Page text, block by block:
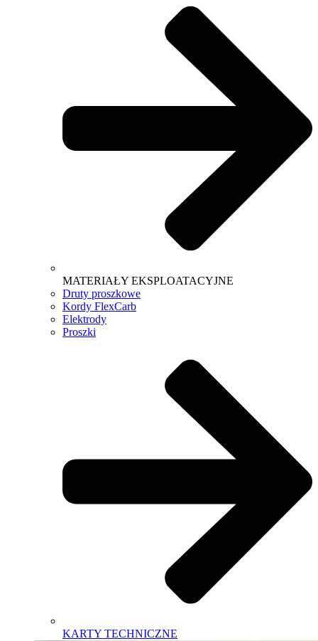
MATERIAŁY EKSPLOATACYJNE
Druty proszkowe
Kordy FlexCarb
Elektrody
Proszki
KARTY TECHNICZNE